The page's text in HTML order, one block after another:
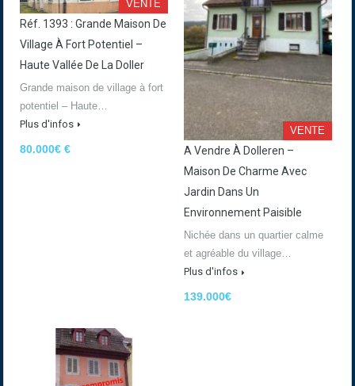
VENTE
Réf. 1393 : Grande Maison De
Village À Fort Potentiel –
Haute Vallée De La Doller
Grande maison de village à fort
potentiel – Haute…
Plus d'infos
80.000€ €
VENTE
A Vendre À Dolleren –
Maison De Charme Avec
Jardin Dans Un
Environnement Paisible
Nichée dans un quartier calme
et agréable du village…
Plus d'infos
139.000€